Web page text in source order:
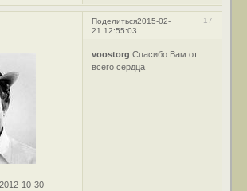
Поделиться 17
2015-02-
21 12:55:03
10-30
voostorg Спасибо Вам от
всего сердца